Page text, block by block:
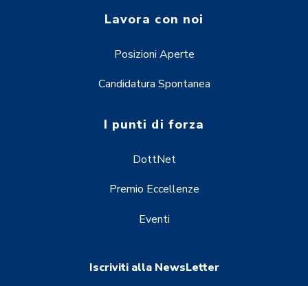
Lavora con noi
Posizioni Aperte
Candidatura Spontanea
I punti di forza
DottNet
Premio Eccellenze
Eventi
Iscriviti alla NewsLetter